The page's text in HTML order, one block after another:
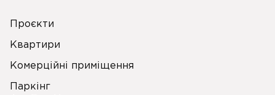
Проєкти
Квартири
Комерційні приміщення
Паркінг